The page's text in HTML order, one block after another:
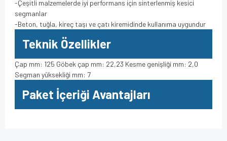
-Çeşitli malzemelerde iyi performans için sinterlenmiş kesici
segmanlar
-Beton, tuğla, kireç taşı ve çatı kiremidinde kullanıma uygundur
Teknik Özellikler
Çap mm: 125 Göbek çap mm: 22,23 Kesme genişliği mm: 2,0
Segman yüksekliği mm: 7
Paket İçeriği Avantajları